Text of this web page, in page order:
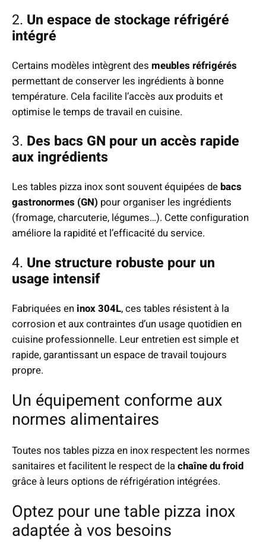
2. Un espace de stockage réfrigéré
intégré
Certains modèles intègrent des meubles réfrigérés
permettant de conserver les ingrédients à bonne
température. Cela facilite l’accès aux produits et
optimise le temps de travail en cuisine.
3. Des bacs GN pour un accès rapide
aux ingrédients
Les tables pizza inox sont souvent équipées debacs
gastronormes (GN) pour organiser les ingrédients
(fromage, charcuterie, légumes…). Cette configuration
améliore la rapidité et l’efficacité du service.
4. Une structure robuste pour un
usage intensif
Fabriquées en inox 304L, ces tables résistent à la
corrosion et aux contraintes d’un usage quotidien en
cuisine professionnelle. Leur entretien est simple et
rapide, garantissant un espace de travail toujours
propre.
Un équipement conforme aux
normes alimentaires
Toutes nos tables pizza en inox respectent les normes
sanitaires et facilitent le respect de lachaîne du froid
grâce à leurs options de réfrigération intégrées.
Optez pour une table pizza inox
adaptée à vos besoins